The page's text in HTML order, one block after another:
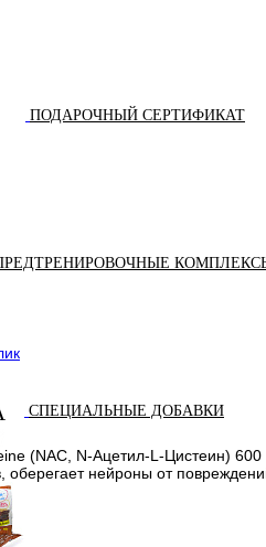
ПОДАРОЧНЫЙ СЕРТИФИКАТ
СПЕЦИАЛЬНЫЕ ДОБАВКИ
(NAC, N-Ацетил-L-Цистеин)
оберегает нейроны от